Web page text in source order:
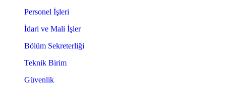
Personel İşleri
İdari ve Mali İşler
Bölüm Sekreterliği
Teknik Birim
Güvenlik